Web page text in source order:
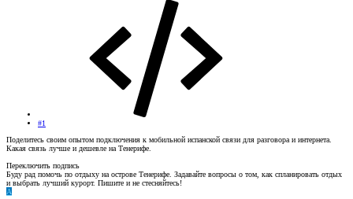
#1
Поделитесь своим опытом подключения к мобильной испанской связи для разговора и интернета.
Какая связь лучше и дешевле на Тенерифе.
Переключить подпись
Буду рад помочь по отдыху на острове Тенерифе. Задавайте вопросы о том, как спланировать отдых
и выбрать лучший курорт. Пишите и не стесняйтесь!
A